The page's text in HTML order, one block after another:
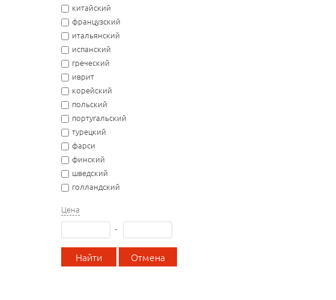
китайский
французский
итальянский
испанский
греческий
иврит
корейский
польский
португальский
турецкий
фарси
финский
шведский
голландский
Цена
-